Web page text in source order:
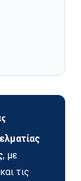
, με
τις